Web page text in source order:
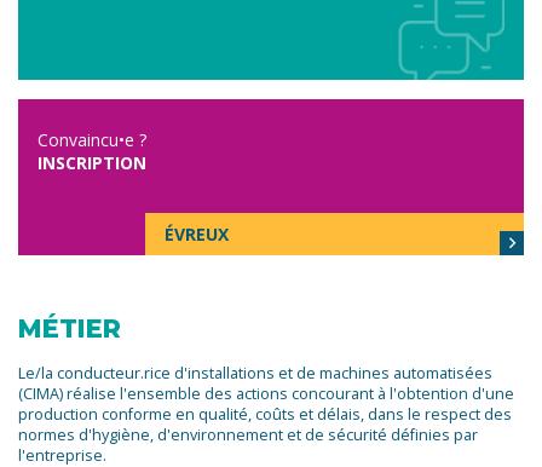
Convaincu•e ?
INSCRIPTION
ÉVREUX
MÉTIER
Le/la conducteur.rice d'installations et de machines automatisées
(CIMA) réalise l'ensemble des actions concourant à l'obtention d'une
production conforme en qualité, coûts et délais, dans le respect des
normes d'hygiène, d'environnement et de sécurité définies par
l'entreprise.